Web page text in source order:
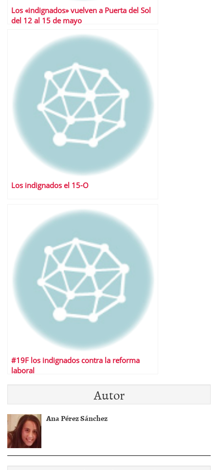
Los «indignados» vuelven a Puerta del Sol
del 12 al 15 de mayo
Los indignados el 15-O
#19F los indignados contra la reforma
laboral
Autor
Ana Pérez Sánchez